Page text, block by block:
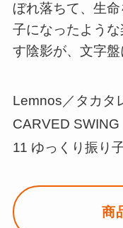
ぼれ落ちて、生
子になったよう
す陰影が、文字盤
Lemnos／タカタ
CARVED
11 ゆっくり振り
商